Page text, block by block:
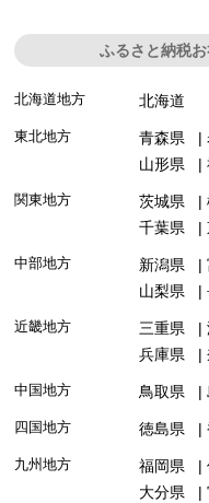
ふるさと納税
北海道地方 北海道
東北地方 青森県
山形県
関東地方 茨城県
千葉県
中部地方 新潟県
山梨県
近畿地方 三重県
兵庫県
中国地方 鳥取県
四国地方 徳島県
九州地方 福岡県
大分県